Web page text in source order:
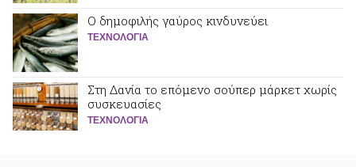
Ο δημοφιλής γαύρος κινδυνεύει
ΤΕΧΝΟΛΟΓΙΑ
Στη Δανία το επόμενο σούπερ μάρκετ χωρίς
συσκευασίες
ΤΕΧΝΟΛΟΓΙΑ